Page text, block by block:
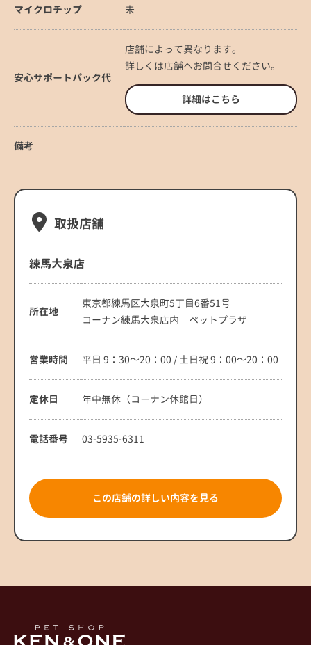
マイクロチップ 未
安心サポートパック代
店舗によって異なります。
詳しくは店舗へお問合せください。
詳細はこちら
備考
取扱店舗
練馬大泉店
所在地
東京都練馬区大泉町5丁目6番51号
コーナン練馬大泉店内 ペットプラザ
営業時間 平日 9：30～20：00 / 土日祝 9：00～20：00
定休日 年中無休（コーナン休館日）
電話番号 03-5935-6311
この店舗の詳しい内容を見る